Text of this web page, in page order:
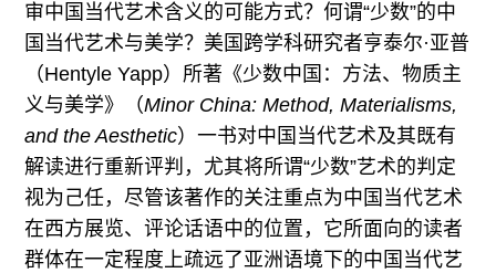
审中国当代艺术含义的可能方式？何谓“少数”的中
国当代艺术与美学？美国跨学科研究者亨泰尔·亚普
（Hentyle Yapp）所著《少数中国：方法、物质主
义与美学》（Minor China: Method, Materialisms,
and the Aesthetic）一书对中国当代艺术及其既有
解读进行重新评判，尤其将所谓“少数”艺术的判定
视为己任，尽管该著作的关注重点为中国当代艺术
在西方展览、评论话语中的位置，它所面向的读者
群体在一定程度上疏远了亚洲语境下的中国当代艺